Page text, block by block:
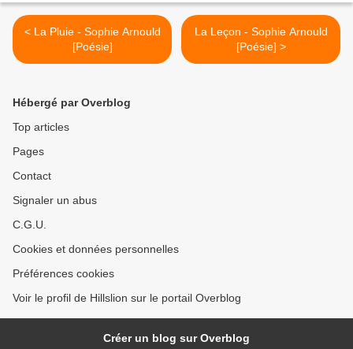
< La Pluie - Sophie Arnould
[Poésie]
La Leçon - Sophie Arnould
[Poésie] >
Hébergé par Overblog
Top articles
Pages
Contact
Signaler un abus
C.G.U.
Cookies et données personnelles
Préférences cookies
Voir le profil de Hillslion sur le portail Overblog
Créer un blog sur Overblog